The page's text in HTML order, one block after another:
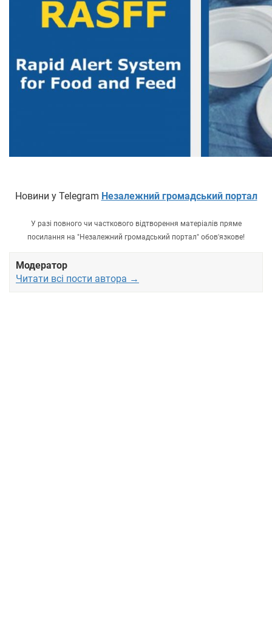
Новини у Telegram Незалежний громадський портал
У разі повного чи часткового відтворення матеріалів пряме
посилання на "Незалежний громадський портал" обов'язкове!
Модератор
Читати всі пости автора →